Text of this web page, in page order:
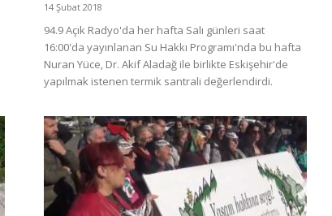
14 Şubat 2018
94.9 Açık Radyo'da her hafta Salı günleri saat
16:00'da yayınlanan Su Hakkı Programı'nda bu hafta
Nuran Yüce, Dr. Akif Aladağ ile birlikte Eskişehir'de
yapılmak istenen termik santrali değerlendirdi.